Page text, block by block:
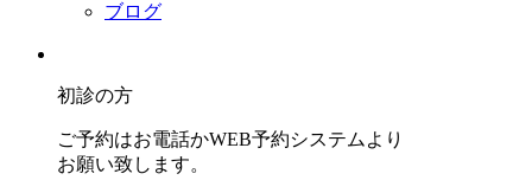
ブログ
初診の方
ご予約はお電話かWEB予約システムより
お願い致します。